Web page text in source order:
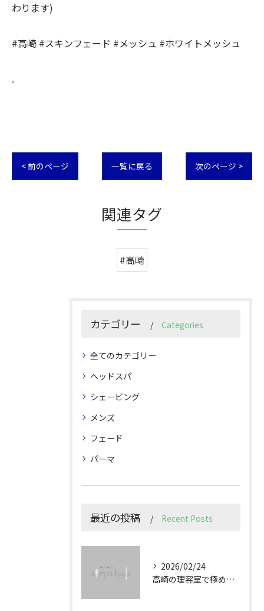
わります)
#高崎 #スキンフェード #メッシュ #ホワイトメッシュ
.
< 前のページ 一覧に戻る 次のページ >
関連タグ
#高崎
カテゴリー Categories
全てのカテゴリー
ヘッドスパ
シェービング
メンズ
フェード
パーマ
最近の投稿 Recent Posts
2026/02/24
高崎の理容室で極めるメンズカット技術